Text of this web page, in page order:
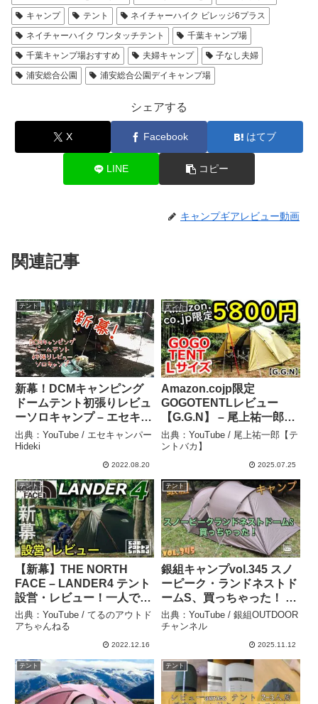
キャンプ
テント
ネイチャーハイク ビレッジ6プラス
ネイチャーハイク ワンタッチテント
千葉キャンプ場
千葉キャンプ場おすすめ
夫婦キャンプ
子なし夫婦
浦安総合公園
浦安総合公園デイキャンプ場
シェアする
X Facebook はてブ
LINE コピー
キャンプギアレビュー動画
関連記事
テント
新幕！DCMキャンピング
ドームテント初張りレビュ
ーソロキャンプ – エセキャ
ンパーHideki
出典：YouTube / エセキャンパー
Hideki
2022.08.20
テント
Amazon.cojp限定
GOGOTENTLレビュー
【G.G.N】 – 尾上祐一郎
【テントバカ】
出典：YouTube / 尾上祐一郎【テ
ントバカ】
2025.07.25
テント
【新幕】THE NORTH
FACE – LANDER4 テント
設営・レビュー！一人でも
簡単！ 設営のコツもご紹
介！ ノースフェイス ラン
ダー４ テント キャンプ –
る
出典：YouTube / てるのアウトド
アちゃんねる
2022.12.16
テント
銀組キャンプvol.345 スノ
ーピーク・ランドネストド
ームS、買っちゃった！ –
銀組OUTDOORチャンネル
出典：YouTube / 銀組OUTDOOR
チャンネル
2025.11.12
テント テント